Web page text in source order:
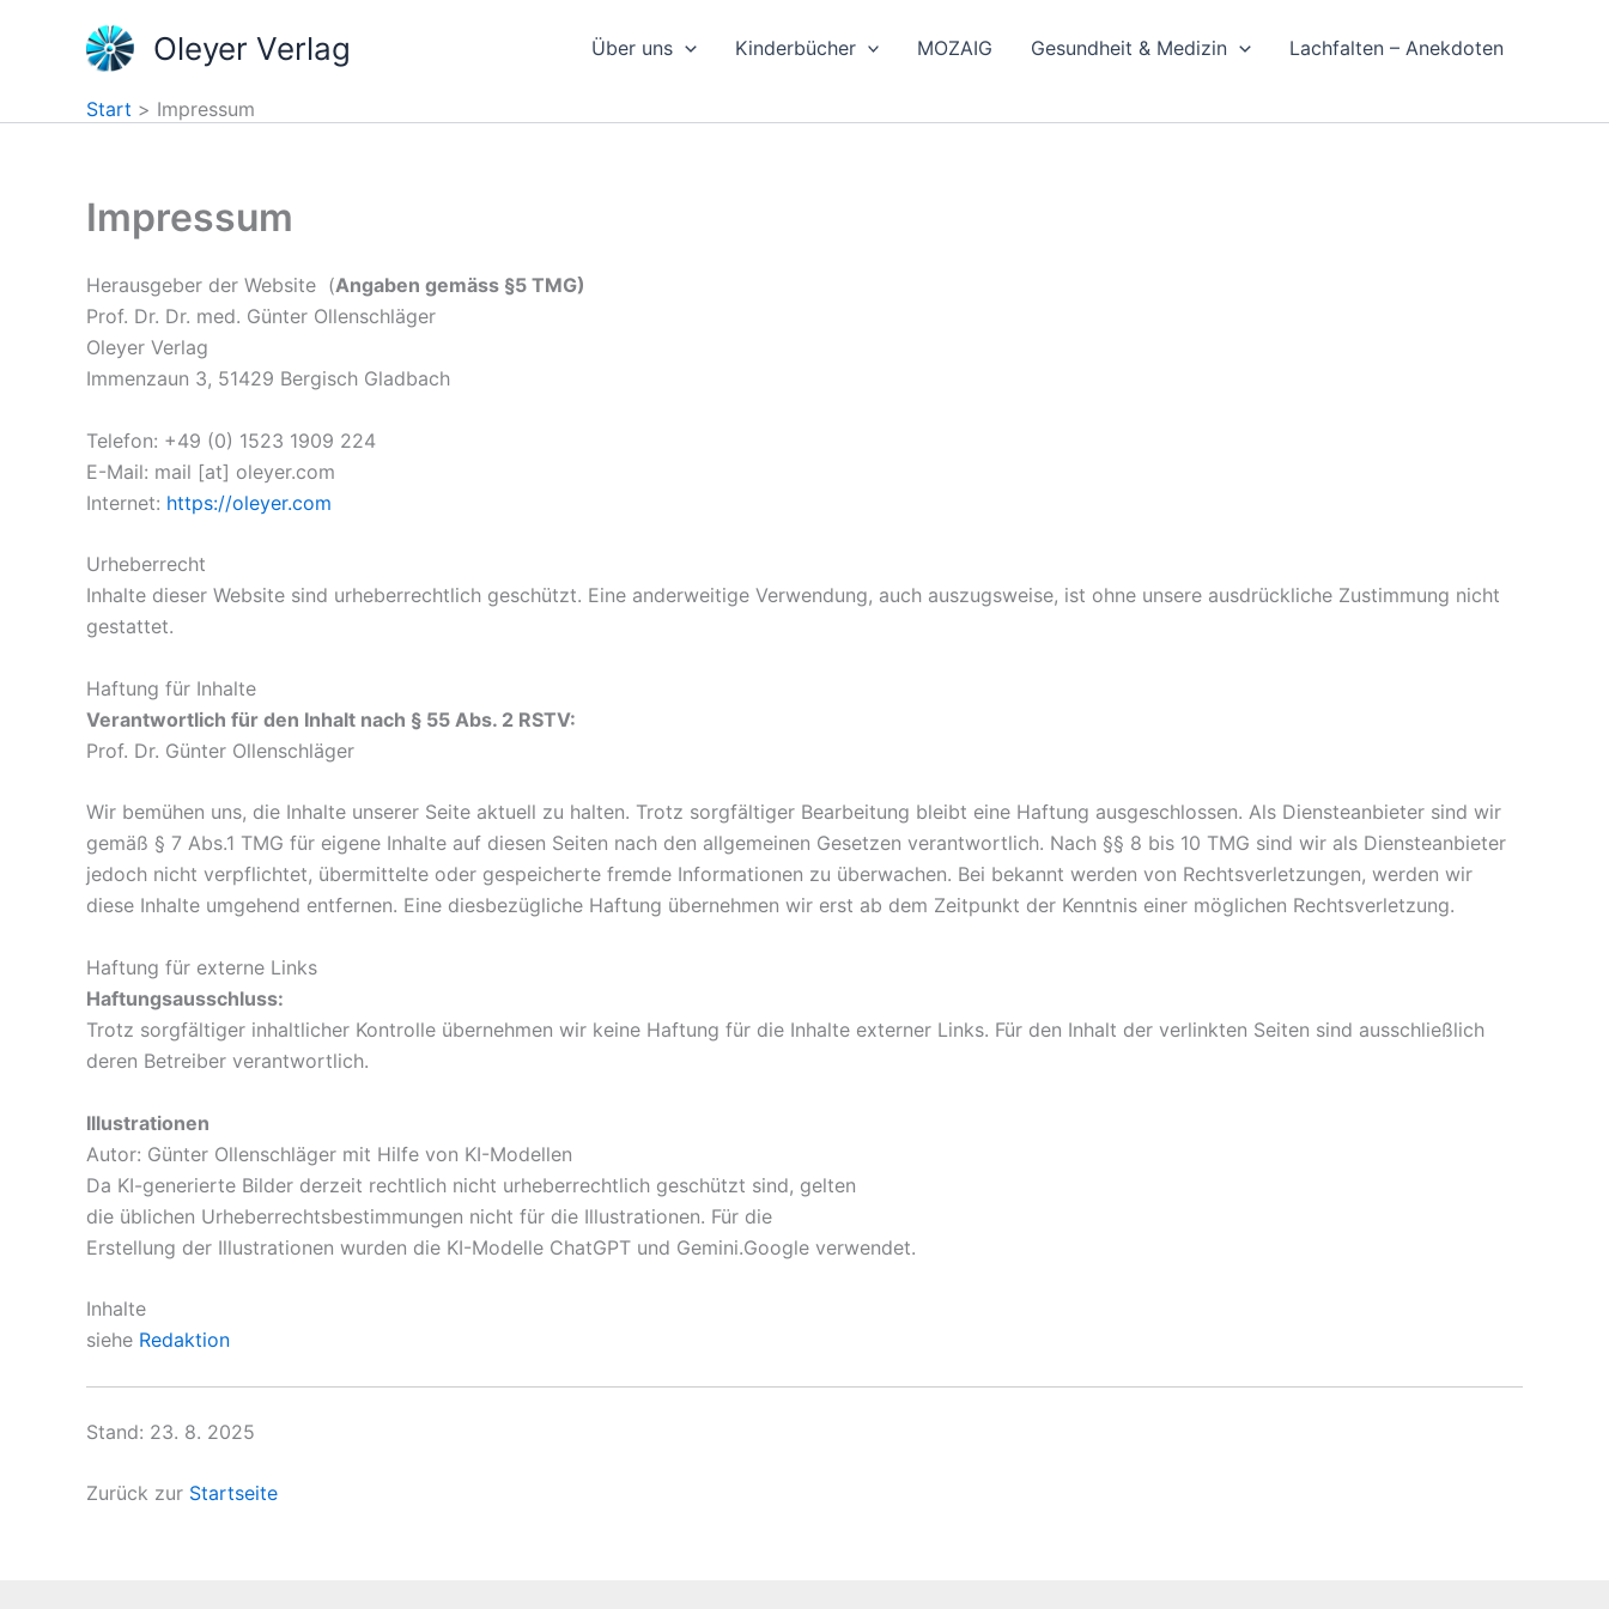
Oleyer Verlag Über uns Kinderbücher MOZAIG Gesundheit & Medizin Lachfalten – Anekdoten
Start Impressum
Impressum
Herausgeber der Website (Angaben gemäss §5 TMG)
Prof. Dr. Dr. med. Günter Ollenschläger
Oleyer Verlag
Immenzaun 3, 51429 Bergisch Gladbach
Telefon: +49 (0) 1523 1909 224
E-Mail: mail [at] oleyer.com
Internet: https://oleyer.com
Urheberrecht
Inhalte dieser Website sind urheberrechtlich geschützt. Eine anderweitige Verwendung, auch auszugsweise, ist ohne unsere ausdrückliche Zustimmung nicht
gestattet.
Haftung für Inhalte
Verantwortlich für den Inhalt nach § 55 Abs. 2 RSTV:
Prof. Dr. Günter Ollenschläger
Wir bemühen uns, die Inhalte unserer Seite aktuell zu halten. Trotz sorgfältiger Bearbeitung bleibt eine Haftung ausgeschlossen. Als Diensteanbieter sind wir
gemäß § 7 Abs.1 TMG für eigene Inhalte auf diesen Seiten nach den allgemeinen Gesetzen verantwortlich. Nach §§ 8 bis 10 TMG sind wir als Diensteanbieter
jedoch nicht verpflichtet, übermittelte oder gespeicherte fremde Informationen zu überwachen. Bei bekannt werden von Rechtsverletzungen, werden wir
diese Inhalte umgehend entfernen. Eine diesbezügliche Haftung übernehmen wir erst ab dem Zeitpunkt der Kenntnis einer möglichen Rechtsverletzung.
Haftung für externe Links
Haftungsausschluss:
Trotz sorgfältiger inhaltlicher Kontrolle übernehmen wir keine Haftung für die Inhalte externer Links. Für den Inhalt der verlinkten Seiten sind ausschließlich
deren Betreiber verantwortlich.
Illustrationen
Autor: Günter Ollenschläger mit Hilfe von KI-Modellen
Da KI-generierte Bilder derzeit rechtlich nicht urheberrechtlich geschützt sind, gelten
die üblichen Urheberrechtsbestimmungen nicht für die Illustrationen. Für die
Erstellung der Illustrationen wurden die KI-Modelle ChatGPT und Gemini.Google verwendet.
Inhalte
siehe Redaktion
Stand: 23. 8. 2025
Zurück zur Startseite